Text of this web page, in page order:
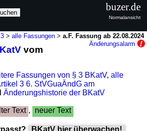
>alle Fassungen >a.F. Fassung ab 22.08.2024
Änderungsalarm
vom
Fassungen von § 3 BKatV,alle
3 6. StVGuaÄndG am
Änderungshistorie der BKatV
Text , neuer Text
BKatV hier überwachen!
buzer.de
Normalansicht